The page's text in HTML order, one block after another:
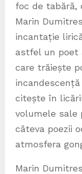
foc de tabără,
Marin
incantație
astfel un poet
care trăiește
citește în
volumele sale
câteva poezii
atmosfera
Marin